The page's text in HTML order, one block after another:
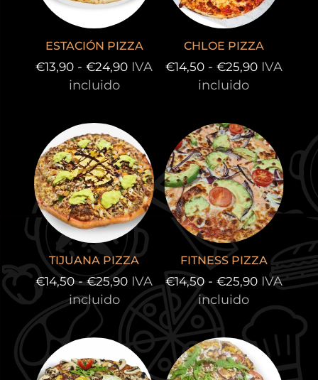
ESTACIÓN PIZZA
€13,90 - €24,90Rango
€13,90
hasta
€24,90
IVA
incluido
CHLOE PIZZA
€14,50 - €25,90Rango
€14,50
hasta
€25,90
IVA
incluido
TIJUANA PIZZA
€14,50 - €25,90Rango
de
precios:
desde
€14,50
hasta
IVA
incluido
FITNESS PIZZA
€14,50 - €25,90Rango
precios:
desde
€14,50
hasta
IVA
incluido